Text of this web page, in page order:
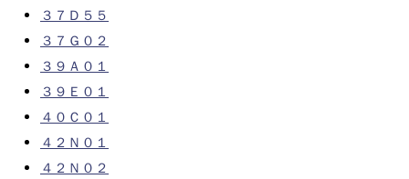
３７Ｄ５５
３７Ｇ０２
３９Ａ０１
３９Ｅ０１
４０Ｃ０１
４２Ｎ０１
４２Ｎ０２